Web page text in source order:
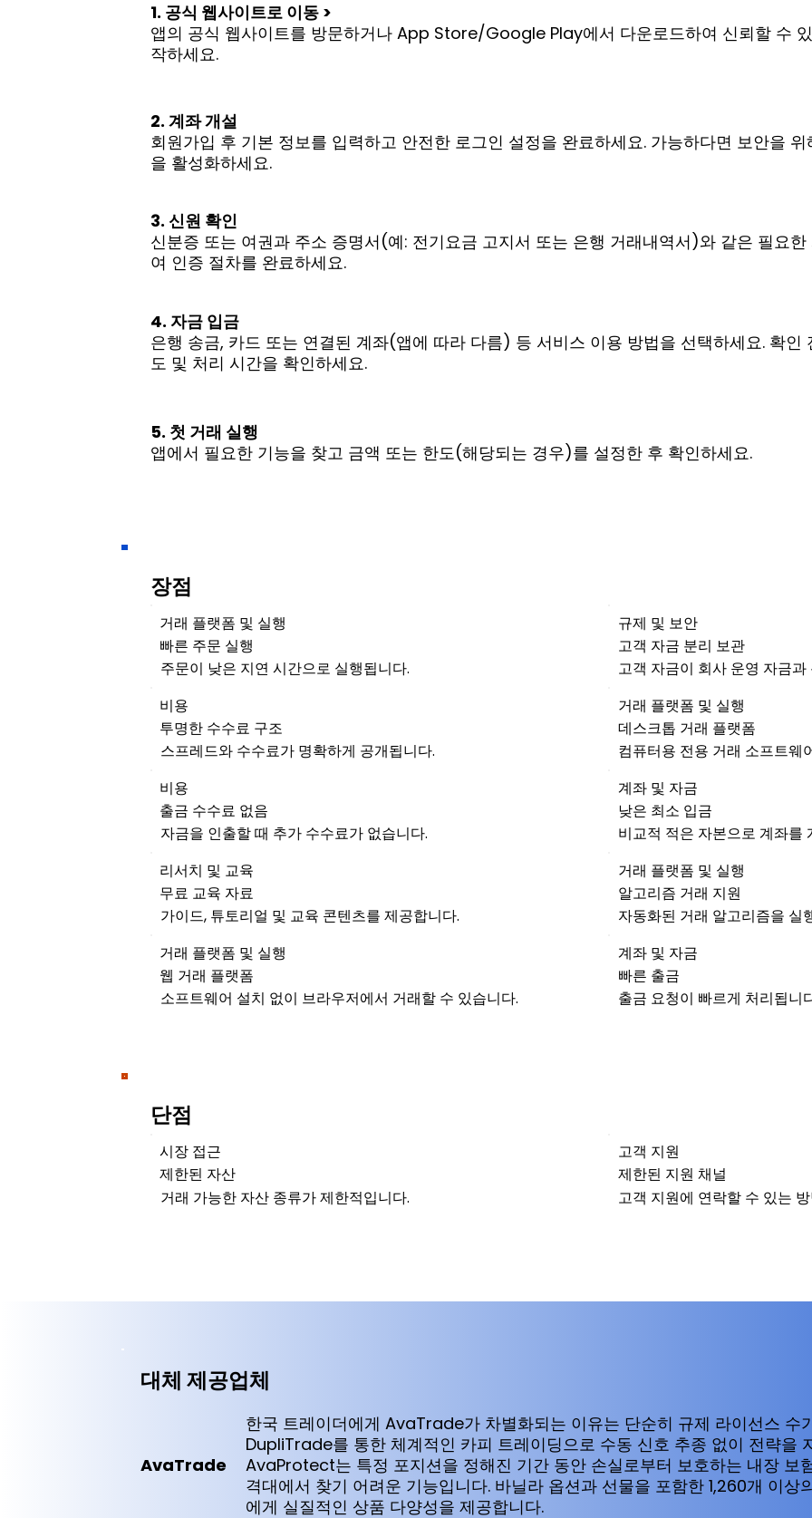
1. 공식 웹사이트로 이동 >
앱의 공식 웹사이트를 방문하거나 App Store/Google Play에서 다운로드하여 신뢰할 수
작하세요.
2. 계좌 개설
회원가입 후 기본 정보를 입력하고 안전한 로그인 설정을 완료하세요. 가능하다면 보안을
을 활성화하세요.
3. 신원 확인
신분증 또는 여권과 주소 증명서(예: 전기요금 고지서 또는 은행 거래내역서)와 같은 필요
여 인증 절차를 완료하세요.
4. 자금 입금
은행 송금, 카드 또는 연결된 계좌(앱에 따라 다름) 등 서비스 이용 방법을 선택하세요. 확인
도 및 처리 시간을 확인하세요.
5. 첫 거래 실행
앱에서 필요한 기능을 찾고 금액 또는 한도(해당되는 경우)를 설정한 후 확인하세요.
장점
거래 플랫폼 및 실행
빠른 주문 실행
주문이 낮은 지연 시간으로 실행됩니다.
규제 및 보안
고객 자금 분리 보관
고객 자금이 회사 운영 자금
비용
투명한 수수료 구조
스프레드와 수수료가 명확하게 공개됩니다.
거래 플랫폼 및 실행
데스크톱 거래 플랫폼
컴퓨터용 전용 거래 소프트웨
비용
출금 수수료 없음
자금을 인출할 때 추가 수수료가 없습니다.
계좌 및 자금
낮은 최소 입금
비교적 적은 자본으로 계좌를
리서치 및 교육
무료 교육 자료
가이드, 튜토리얼 및 교육 콘텐츠를 제공합니다.
거래 플랫폼 및 실행
알고리즘 거래 지원
자동화된 거래 알고리즘을 실
거래 플랫폼 및 실행
웹 거래 플랫폼
소프트웨어 설치 없이 브라우저에서 거래할 수 있습니다.
계좌 및 자금
빠른 출금
출금 요청이 빠르게 처리됩니
단점
시장 접근
제한된 자산
거래 가능한 자산 종류가 제한적입니다.
고객 지원
제한된 지원 채널
고객 지원에 연락할 수 있는
대체 제공업체
AvaTrade
한국 트레이더에게 AvaTrade가 차별화되는 이유는 단순히 규제 라이선스 수
DupliTrade를 통한 체계적인 카피 트레이딩으로 수동 신호 추종 없이 전략을
AvaProtect는 특정 포지션을 정해진 기간 동안 손실로부터 보호하는 내장 보
격대에서 찾기 어려운 기능입니다. 바닐라 옵션과 선물을 포함한 1,260개 이상
에게 실질적인 상품 다양성을 제공합니다.